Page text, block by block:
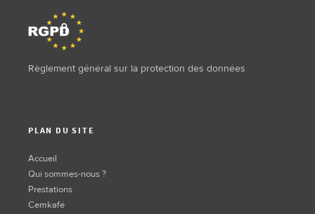
Règlement général sur la protection des données
PLAN DU SITE
Accueil
Qui sommes-nous ?
Prestations
Cemkafé